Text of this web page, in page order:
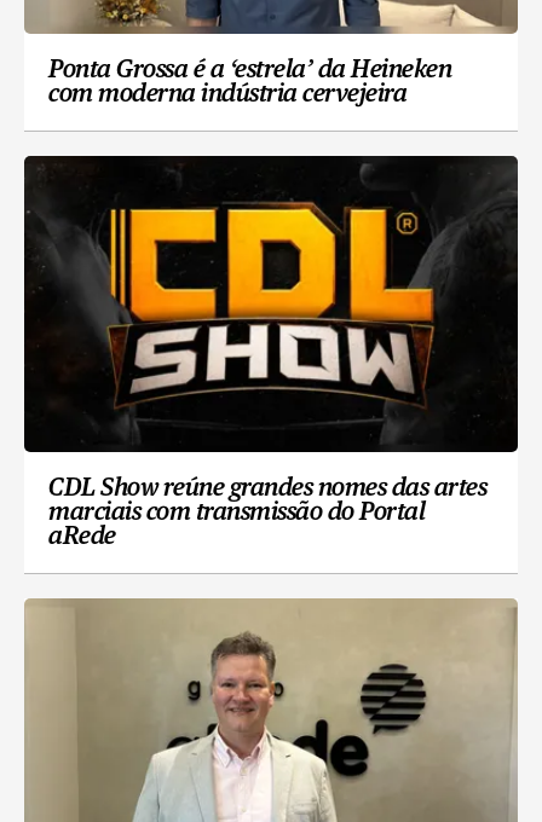
Ponta Grossa é a ‘estrela’ da Heineken
com moderna indústria cervejeira
CDL Show reúne grandes nomes das artes
marciais com transmissão do Portal
aRede